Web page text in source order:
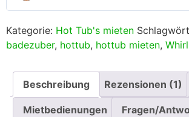
5von 5
Kategorie: Hot Tub's mieten
badezuber, hottub, hottub mieten,
Beschreibung Rezensionen (1)
Mietbedienungen Fragen/